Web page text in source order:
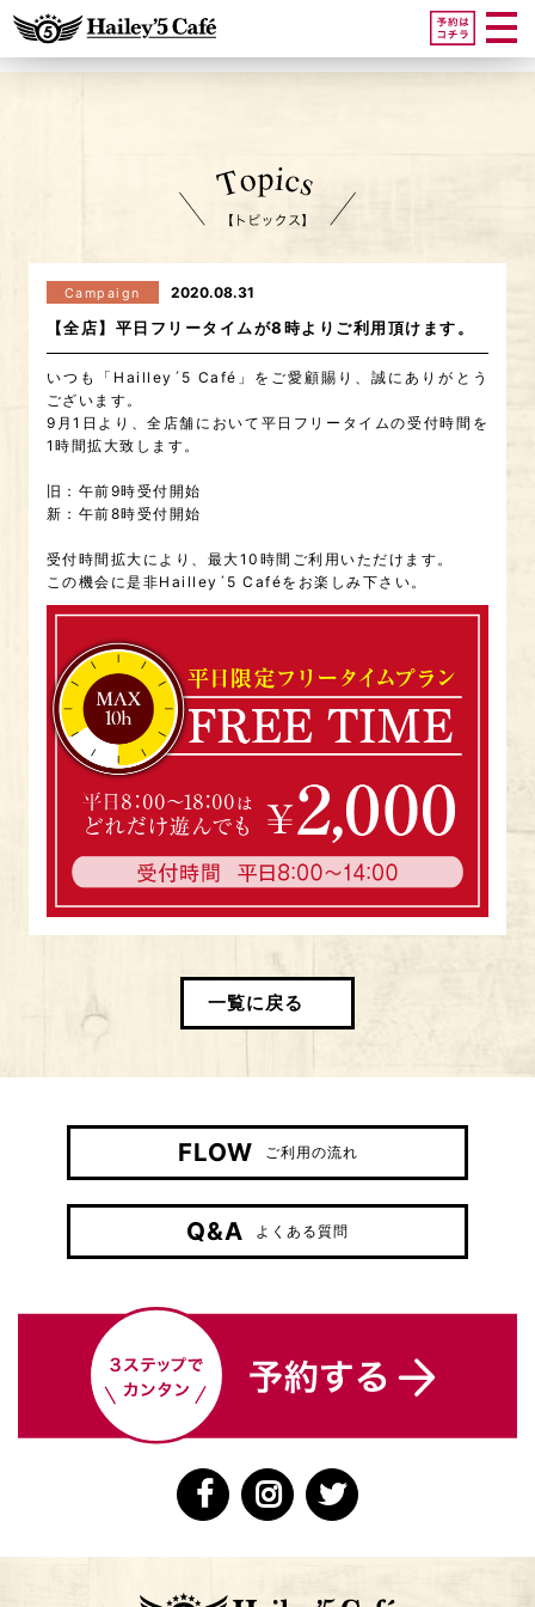
Campaign 2020.08.31
【全店】平日フリータイムが8時よりご利用頂けます。
いつも「Hailley´5 Café」をご愛顧賜り、誠にありがとう
ございます。
9月1日より、全店舗において平日フリータイムの受付時間を
1時間拡大致します。
旧：午前9時受付開始
新：午前8時受付開始
受付時間拡大により、最大10時間ご利用いただけます。
この機会に是非Hailley´5 Caféをお楽しみ下さい。
一覧に戻る
FLOW ご利用の流れ
Q&A よくある質問